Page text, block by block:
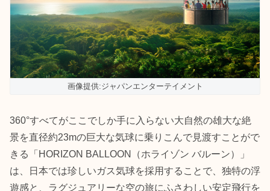
画像提供:ジャパンエンターテイメント
360°すべてがここでしか手に入らない大自然の雄大な絶
景を直径約23mの巨大な気球に乗りこんで見渡すことがで
きる「HORIZON BALLOON（ホライゾン バルーン）」
は、日本では珍しいガス気球を採用することで、独特の浮
遊感と、ラグジュアリーな空の旅にふさわしい安定飛行を